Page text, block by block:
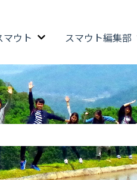
マウト スマウトのサブメニュ
スマウト編集部
す。